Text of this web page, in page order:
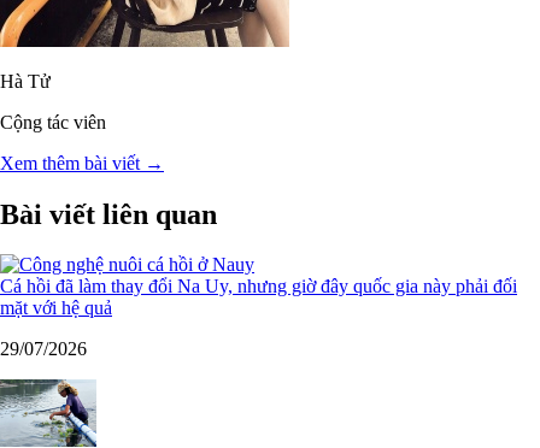
Hà Tử
Cộng tác viên
Xem thêm bài viết →
Bài viết liên quan
Cá hồi đã làm thay đổi Na Uy, nhưng giờ đây quốc gia này phải đối
mặt với hệ quả
29/07/2026